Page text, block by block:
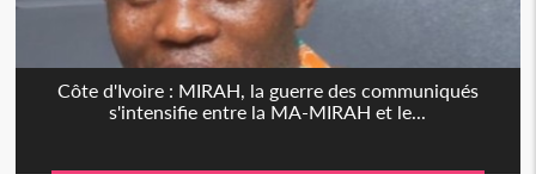
Côte d'Ivoire : MIRAH, la guerre des communiqués
s'intensifie entre la MA-MIRAH et le...